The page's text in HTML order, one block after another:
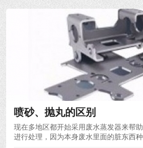
喷砂、抛丸的区别
现在多地区都开始采用废水蒸发器来帮
进行处理，因为本身废水里面的脏东西种